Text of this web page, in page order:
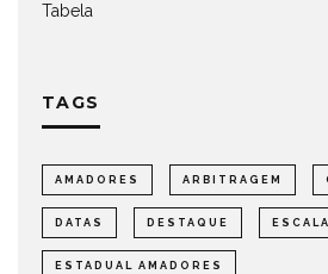
Tabela
TAGS
AMADORES ARBITRAGEM
DATAS DESTAQUE ESCALA
ESTADUAL AMADORES